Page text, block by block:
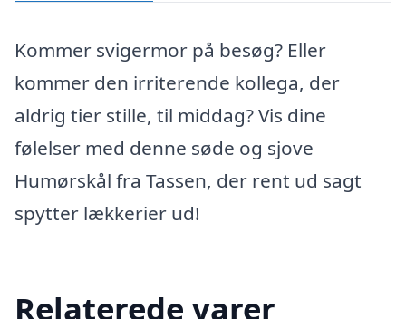
Kommer svigermor på besøg? Eller
kommer den irriterende kollega, der
aldrig tier stille, til middag? Vis dine
følelser med denne søde og sjove
Humørskål fra Tassen, der rent ud sagt
spytter lækkerier ud!
Relaterede varer